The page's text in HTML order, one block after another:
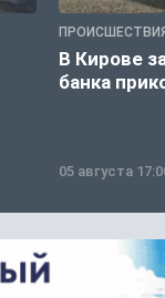
В Кирове
банка
05 августа